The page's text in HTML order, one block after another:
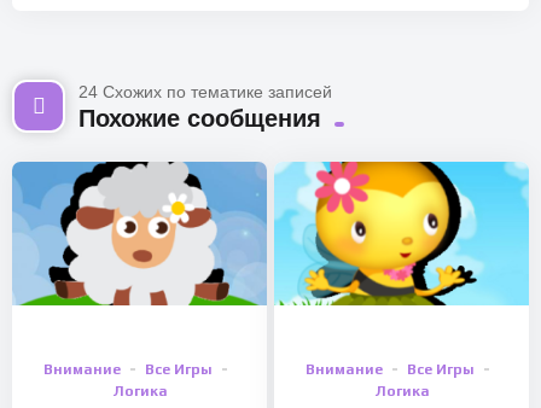
24 Схожих по тематике записей
Похожие сообщения
Внимание
Все Игры
Логика
Внимание
Все Игры
Логика